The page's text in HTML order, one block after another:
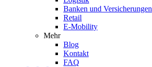
Banken und Versicherungen
Retail
E-Mobility
Mehr
Blog
Kontakt
FAQ